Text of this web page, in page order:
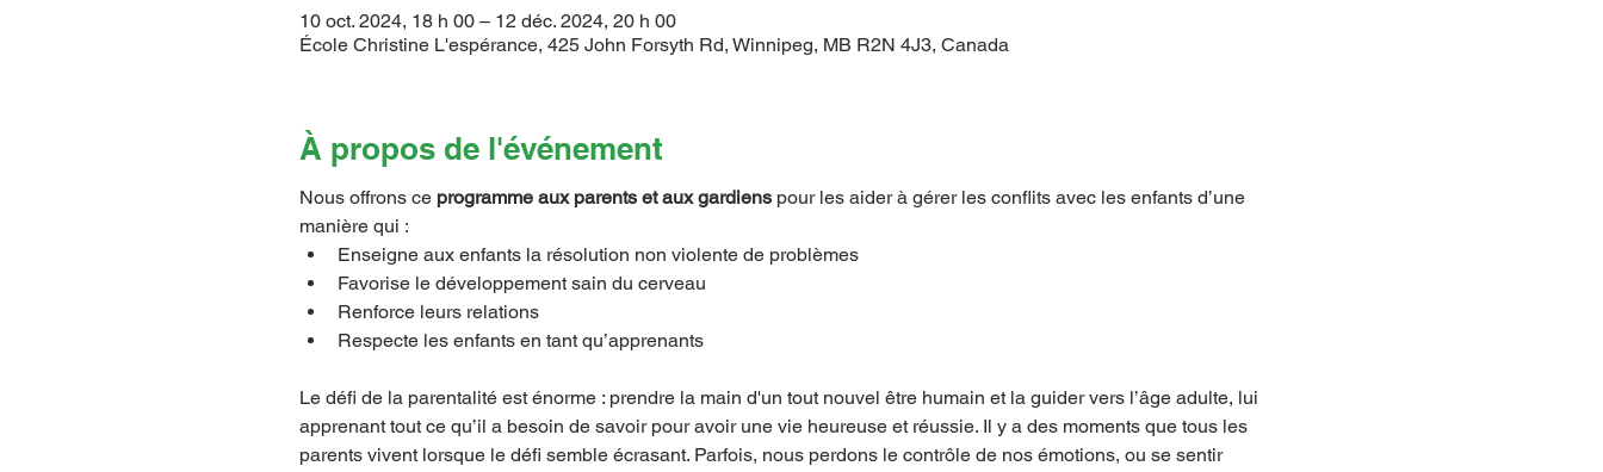
10 oct. 2024, 18 h 00 – 12 déc. 2024, 20 h 00
École Christine L'espérance, 425 John Forsyth Rd, Winnipeg, MB R2N 4J3, Canada
À propos de l'événement
Nous offrons ce programme aux parents et aux gardiens pour les aider à gérer les conflits avec les enfants d’une
manière qui :
Enseigne aux enfants la résolution non violente de problèmes
Favorise le développement sain du cerveau
Renforce leurs relations
Respecte les enfants en tant qu’apprenants
Le défi de la parentalité est énorme : prendre la main d'un tout nouvel être humain et la guider vers l’âge adulte, lui
apprenant tout ce qu’il a besoin de savoir pour avoir une vie heureuse et réussie. Il y a des moments que tous les
parents vivent lorsque le défi semble écrasant. Parfois, nous perdons le contrôle de nos émotions, ou se sentir